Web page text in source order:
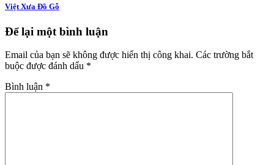
Việt Xưa Đồ Gỗ
Để lại một bình luận
Email của bạn sẽ không được hiển thị công khai. Các trường bắt
buộc được đánh dấu *
Bình luận *